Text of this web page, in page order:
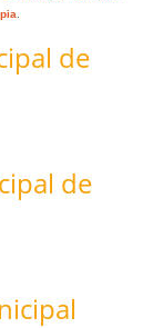
de
de